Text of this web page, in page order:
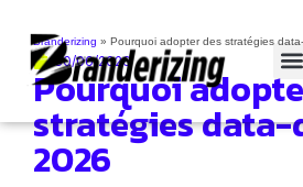
Branderizing » Pourquoi adopter des stratégies
30/06/2026
Pourquoi
stratégies data-
2026